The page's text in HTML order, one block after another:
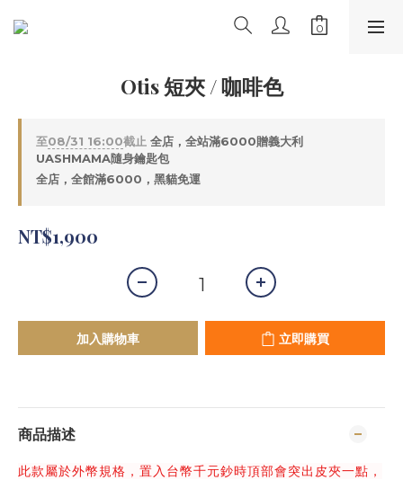
Otis 短夾 / 咖啡色
至08/31 16:00截止 全店，全站滿6000贈義大利
UASHMAMA隨身鑰匙包
全店，全館滿6000，黑貓免運
NT$1,900
加入購物車 立即購買
商品描述
此款屬於外幣規格，置入台幣千元鈔時頂部會突出皮夾一點，